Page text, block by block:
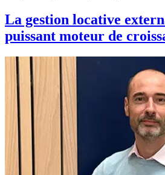
La gestion locative
puissant moteur de